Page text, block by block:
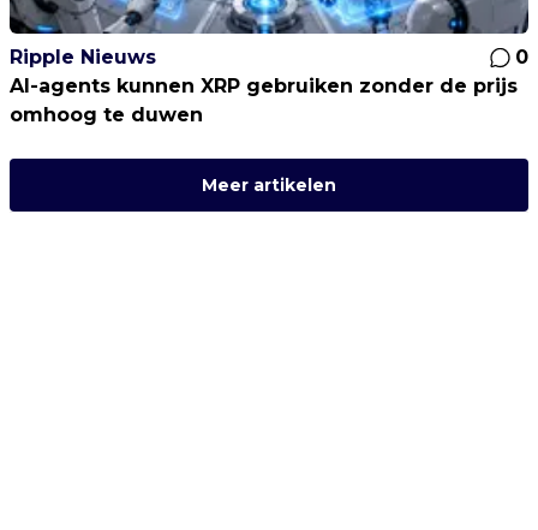
Ripple Nieuws
0
AI-agents kunnen XRP gebruiken zonder de prijs
omhoog te duwen
Meer artikelen